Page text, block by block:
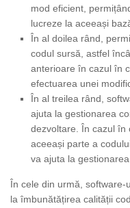
mod eficient,
lucreze la aceeași
În al doilea rând,
codul sursă, astfel
anterioare în cazul în
efectuarea unei
În al treilea rând,
ajuta la gestionarea
dezvoltare. În cazul în
aceeași parte a
va ajuta la
În cele din urmă,
la îmbunătățirea calității